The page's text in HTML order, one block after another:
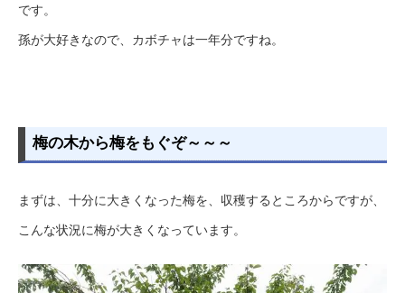
です。
孫が大好きなので、カボチャは一年分ですね。
梅の木から梅をもぐぞ～～～
まずは、十分に大きくなった梅を、収穫するところからですが、
こんな状況に梅が大きくなっています。